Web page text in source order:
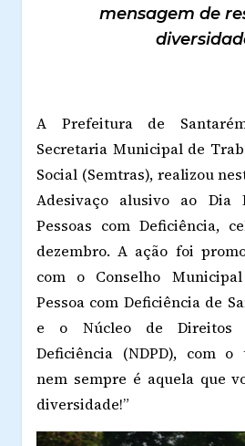
mensagem de
A Prefeitura de
Secretaria Municipal de
Social (Semtras), realizou
Adesivaço alusivo ao Dia
Pessoas com Deficiência,
dezembro. A ação foi
com o Conselho
Pessoa com Deficiência de
e o Núcleo de Direitos
Deficiência (NDPD), com o
nem sempre é aquela que
diversidade!”